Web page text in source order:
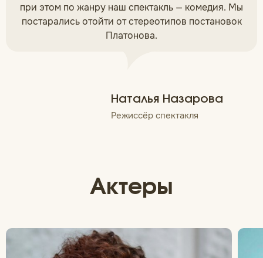
Наталья Назарова
Режиссёр спектакля
при этом по жанру наш спектакль — комедия. Мы
постарались отойти от стереотипов постановок
Платонова.
Актеры